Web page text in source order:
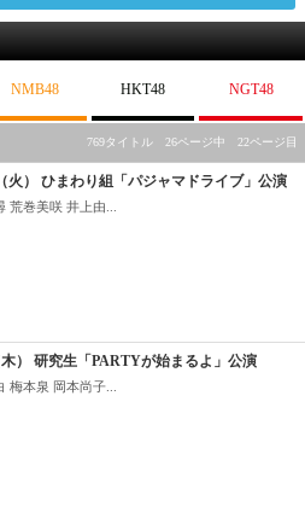
NMB48 HKT48 NGT48
769タイトル 26ページ中 22ページ目
火） ひまわり組「パジャマドライブ」公演
荒巻美咲 井上由...
木） 研究生「PARTYが始まるよ」公演
梅本泉 岡本尚子...